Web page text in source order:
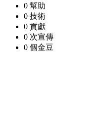
0 幫助
0 技術
0 貢獻
0 次宣傳
0 個金豆